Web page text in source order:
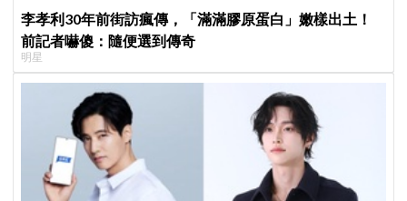
李孝利30年前街訪瘋傳，「滿滿膠原蛋白」嫩樣出土！
前記者嚇傻：隨便選到傳奇
明星